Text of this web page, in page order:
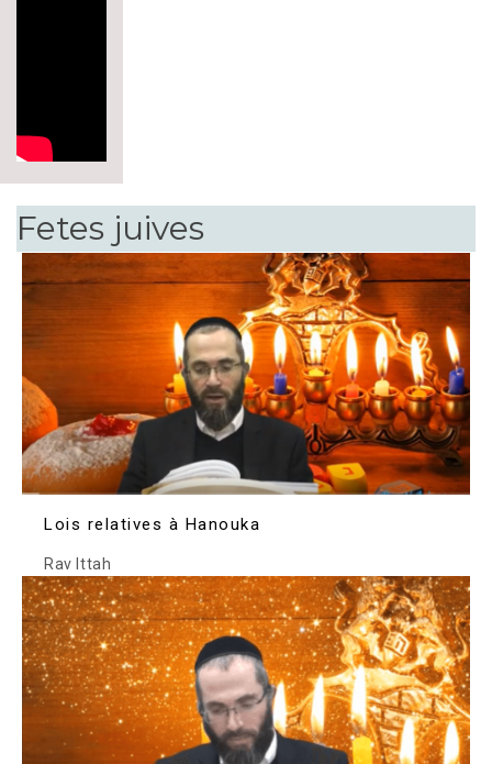
Fetes juives
Lois relatives à Hanouka
Rav Ittah